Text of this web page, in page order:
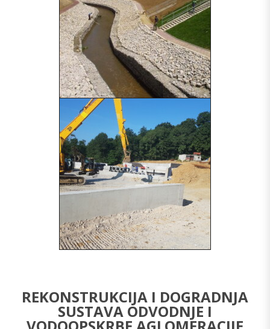
REKONSTRUKCIJA I DOGRADNJA
SUSTAVA ODVODNJE I